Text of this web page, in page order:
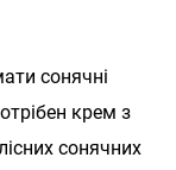
сонячні
крем з
сонячних